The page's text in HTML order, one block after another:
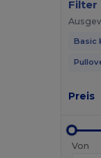
Filter
Basic
Preis
Von